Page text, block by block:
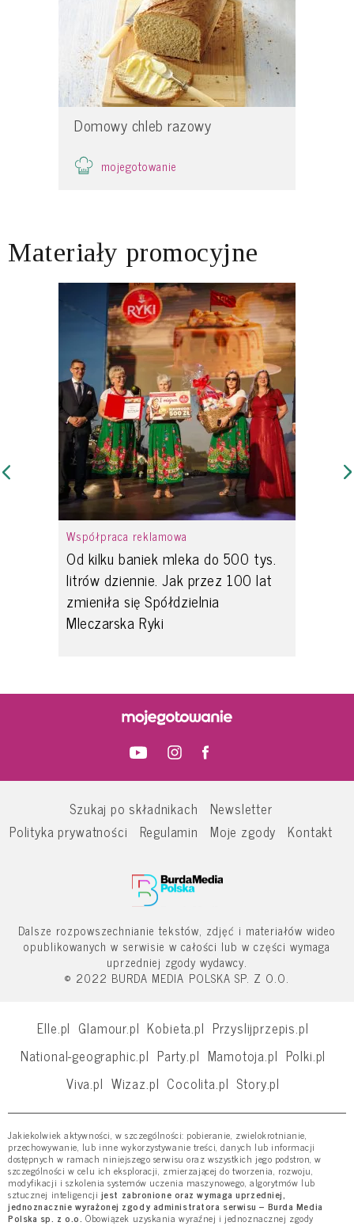
Domowy chleb razowy
mojegotowanie
Materiały promocyjne
Współpraca reklamowa
Od kilku baniek mleka do 500 tys.
litrów dziennie. Jak przez 100 lat
zmieniła się Spółdzielnia
Mleczarska Ryki
Szukaj po składnikach
Newsletter
Polityka prywatności
Regulamin Moje zgody Kontakt
Dalsze rozpowszechnianie tekstów, zdjęć i materiałów wideo
opublikowanych w serwisie w całości lub w części wymaga
uprzedniej zgody wydawcy.
© 2022 BURDA MEDIA POLSKA SP. Z O.O.
Elle.pl Glamour.pl Kobieta.pl Przyslijprzepis.pl
National-geographic.pl Party.pl Mamotoja.pl Polki.pl
Viva.pl Wizaz.pl Cocolita.pl Story.pl
Jakiekolwiek aktywności, w szczególności: pobieranie, zwielokrotnianie,
przechowywanie, lub inne wykorzystywanie treści, danych lub informacji
dostępnych w ramach niniejszego serwisu oraz wszystkich jego podstron, w
szczególności w celu ich eksploracji, zmierzającej do tworzenia, rozwoju,
modyfikacji i szkolenia systemów uczenia maszynowego, algorytmów lub
sztucznej inteligencji jest zabronione oraz wymaga uprzedniej,
jednoznacznie wyrażonej zgody administratora serwisu – Burda Media
Polska sp. z o.o. Obowiązek uzyskania wyraźnej i jednoznacznej zgody